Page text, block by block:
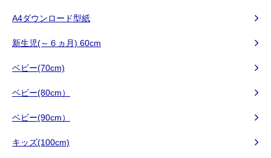
A4ダウンロード型紙
新生児(～６ヵ月) 60cm
ベビー(70cm)
ベビー(80cm）
ベビー(90cm）
キッズ(100cm)